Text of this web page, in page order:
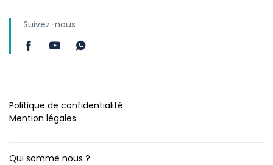
Suivez-nous
Politique de confidentialité
Mention légales
Qui somme nous ?